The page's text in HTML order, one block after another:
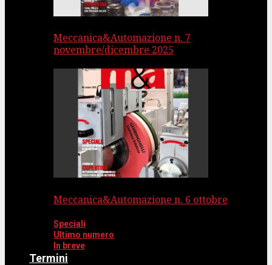
Meccanica&Automazione n. 7
novembre/dicembre 2025
Meccanica&Automazione n. 6 ottobre
Speciali
Ultimo numero
In breve
Termini